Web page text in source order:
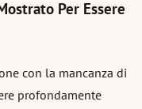
Per Essere
con la mancanza di
profondamente